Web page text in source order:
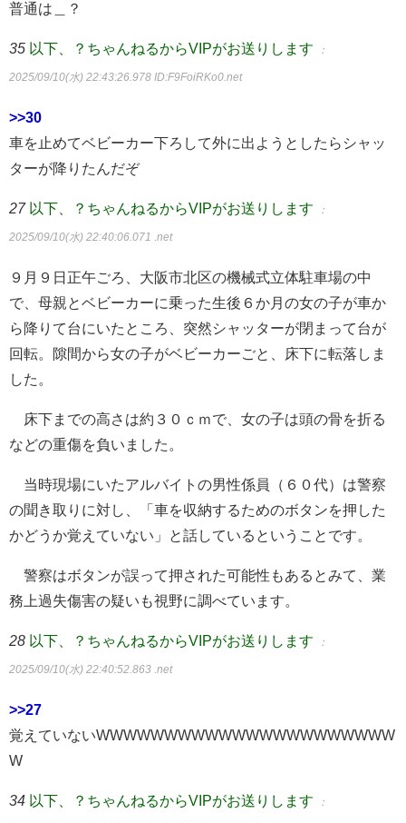
普通は＿？
35 以下、？ちゃんねるからVIPがお送りします ：
2025/09/10(水) 22:43:26.978 ID:F9FoiRKo0.net
>>30
車を止めてベビーカー下ろして外に出ようとしたらシャッ
ターが降りたんだぞ
27 以下、？ちゃんねるからVIPがお送りします ：
2025/09/10(水) 22:40:06.071 .net
９月９日正午ごろ、大阪市北区の機械式立体駐車場の中
で、母親とベビーカーに乗った生後６か月の女の子が車か
ら降りて台にいたところ、突然シャッターが閉まって台が
回転。隙間から女の子がベビーカーごと、床下に転落しま
した。
床下までの高さは約３０ｃｍで、女の子は頭の骨を折る
などの重傷を負いました。
当時現場にいたアルバイトの男性係員（６０代）は警察
の聞き取りに対し、「車を収納するためのボタンを押した
かどうか覚えていない」と話しているということです。
警察はボタンが誤って押された可能性もあるとみて、業
務上過失傷害の疑いも視野に調べています。
28 以下、？ちゃんねるからVIPがお送りします ：
2025/09/10(水) 22:40:52.863 .net
>>27
覚えていないWWWWWWWWWWWWWWWWWWWWWW
W
34 以下、？ちゃんねるからVIPがお送りします ：